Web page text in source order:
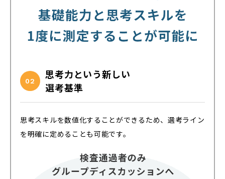
02
思考力という新しい
選考基準
思考スキルを数値化することができるため、選考ライン
を明確に定めることも可能です。